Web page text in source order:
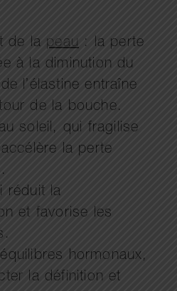
de la peau : la perte
à la diminution du
l’élastine entraîne
de la bouche.
soleil, qui fragilise
la perte
réduit la
et favorise les
hormonaux,
la définition et